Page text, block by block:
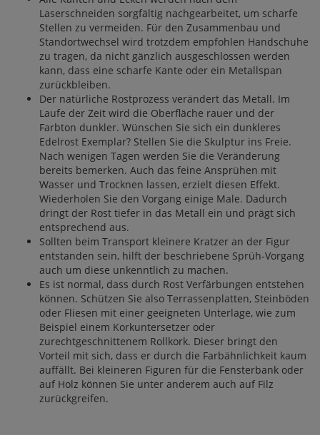
Laserschneiden sorgfältig nachgearbeitet, um scharfe
Stellen zu vermeiden. Für den Zusammenbau und
Standortwechsel wird trotzdem empfohlen Handschuhe
zu tragen, da nicht gänzlich ausgeschlossen werden
kann, dass eine scharfe Kante oder ein Metallspan
zurückbleiben.
Der natürliche Rostprozess verändert das Metall. Im
Laufe der Zeit wird die Oberfläche rauer und der
Farbton dunkler. Wünschen Sie sich ein dunkleres
Edelrost Exemplar? Stellen Sie die Skulptur ins Freie.
Nach wenigen Tagen werden Sie die Veränderung
bereits bemerken. Auch das feine Ansprühen mit
Wasser und Trocknen lassen, erzielt diesen Effekt.
Wiederholen Sie den Vorgang einige Male. Dadurch
dringt der Rost tiefer in das Metall ein und prägt sich
entsprechend aus.
Sollten beim Transport kleinere Kratzer an der Figur
entstanden sein, hilft der beschriebene Sprüh-Vorgang
auch um diese unkenntlich zu machen.
Es ist normal, dass durch Rost Verfärbungen entstehen
können. Schützen Sie also Terrassenplatten, Steinböden
oder Fliesen mit einer geeigneten Unterlage, wie zum
Beispiel einem Korkuntersetzer oder
zurechtgeschnittenem Rollkork. Dieser bringt den
Vorteil mit sich, dass er durch die Farbähnlichkeit kaum
auffällt. Bei kleineren Figuren für die Fensterbank oder
auf Holz können Sie unter anderem auch auf Filz
zurückgreifen.